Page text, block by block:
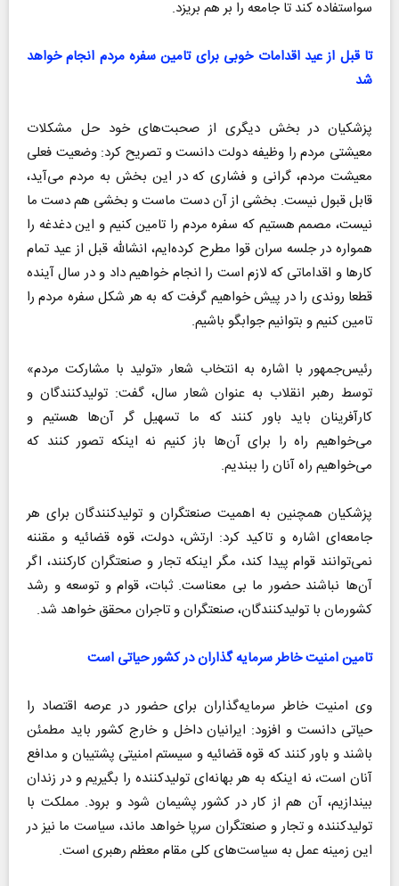
سواستفاده کند تا جامعه را بر هم بریزد.
تا قبل از عید اقدامات خوبی برای تامین سفره مردم انجام خواهد
شد
پزشکیان در بخش دیگری از صحبت‌های خود حل مشکلات
معیشتی مردم را وظیفه دولت دانست و تصریح کرد: وضعیت فعلی
معیشت مردم، گرانی و فشاری که در این بخش به مردم می‌آید،
قابل قبول نیست. بخشی از آن دست ماست و بخشی هم دست ما
نیست، مصمم هستیم که سفره مردم را تامین کنیم و این دغدغه را
همواره در جلسه سران قوا مطرح کرده‌ایم، انشالله قبل از عید تمام
کار‌ها و اقداماتی که لازم است را انجام خواهیم داد و در سال آینده
قطعا روندی را در پیش خواهیم گرفت که به هر شکل سفره مردم را
تامین کنیم و بتوانیم جوابگو باشیم.
رئیس‌جمهور با اشاره به انتخاب شعار «تولید با مشارکت مردم»
توسط رهبر انقلاب به عنوان شعار سال، گفت: تولیدکنندگان و
کارآفرینان باید باور کنند که ما تسهیل گر آن‌ها هستیم و
می‌خواهیم راه را برای آن‌ها باز کنیم نه اینکه تصور کنند که
می‌خواهیم راه آنان را ببندیم.
پزشکیان همچنین به اهمیت صنعتگران و تولیدکنندگان برای هر
جامعه‌ای اشاره و تاکید کرد: ارتش، دولت، قوه قضائیه و مقننه
نمی‌توانند قوام پیدا کند، مگر اینکه تجار و صنعتگران کارکنند، اگر
آن‌ها نباشند حضور ما بی معناست. ثبات، قوام و توسعه و رشد
کشورمان با تولیدکنندگان، صنعتگران و تاجران محقق خواهد شد.
تامین امنیت خاطر سرمایه گذاران در کشور حیاتی است
وی امنیت خاطر سرمایه‌گذاران برای حضور در عرصه اقتصاد را
حیاتی دانست و افزود: ایرانیان داخل و خارج کشور باید مطمئن
باشند و باور کنند که قوه قضائیه و سیستم امنیتی پشتیبان و مدافع
آنان است، نه اینکه به هر بهانه‌ای تولیدکننده را بگیریم و در زندان
بیندازیم، آن هم از کار در کشور پشیمان شود و برود. مملکت با
تولیدکننده و تجار و صنعتگران سرپا خواهد ماند، سیاست ما نیز در
این زمینه عمل به سیاست‌های کلی مقام معظم رهبری است.